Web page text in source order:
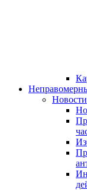
Новости